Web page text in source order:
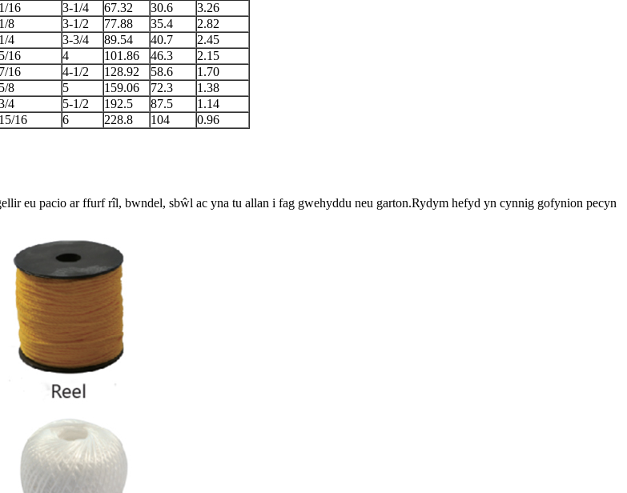
16 3-1/4 67.32 30.6
3.26
8 3-1/2 77.88 35.4
2.82
4 3-3/4 89.54 40.7
2.45
16 4 101.86 46.3
2.15
16 4-1/2 128.92 58.6
1.70
8 5 159.06 72.3
1.38
4 5-1/2 192.5 87.5
1.14
16 6 228.8 104 0.96
eu pacio ar ffurf rîl, bwndel, sbŵl ac yna tu allan i fag gwehyddu neu garton.Rydym hefyd yn cynnig gofynion pecyn